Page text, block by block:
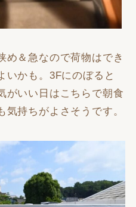
め＆急なので荷物はでき
いかも。3Fにのぼると
がいい日はこちらで朝食
持ちがよさそうです。